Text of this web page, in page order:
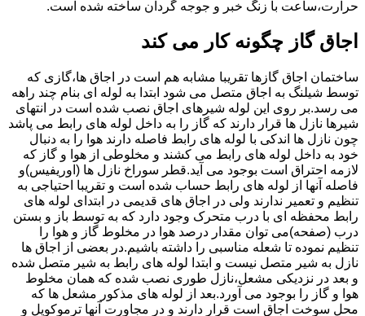
حرارت،ساعت با زنگ خبر و جوجه گردان ساخته شده است.
اجاق گاز چگونه کار می کند
ساختمان اجاق گازها تقریبا مشابه هم است در اجاق ها،گازی که
توسط شیلنگ به اجاق متصل می شود ابتدا به لوله ای بنام چند راهه
می رسد.بر روی این لوله شیرهای اجاق نصب شده است در انتهای
شیرها نازل ها قرار دارند که گاز را به داخل لوله های رابط می پاشد
چون نازل ها اندکی با لوله های رابط فاصله دارند هوا را به دنبال
خود به داخل لوله های رابط می کشند و مخلوطی از هوا و گاز که
لازمه احتراق است بوجود می آید.قطر سوراخ نازل ها (اوریفیس)و
فاصله آنها از لوله های رابط حساب شده است و تقریبا احتیاجی به
تنظیم و تعمیر ندارند ولی در اجاق های قدیمی در ابتدای لوله های
رابط محفظه ای با درب متحرک وجود دارد که به توسط باز و بستن
درب (صفحه)می توان مقدار درصد هوا در مخلوط گاز و هوا را
تنظیم نموده تا شعله مناسبی را داشته باشیم.در بعضی از اجاق ها
نازل به شیر متصل نیست و ابتدا لوله های رابط به شیر متصل شده
و بعد در نزدیکی مشعل،نازل طوری نصب شده که همان مخلوط
هوا و گاز را بوجود می آورد.بعد از لوله های مذکور مشعل ها که
محل سوخت اجاق است قرار دارند و در مجاورت آنها ترموکوپل و